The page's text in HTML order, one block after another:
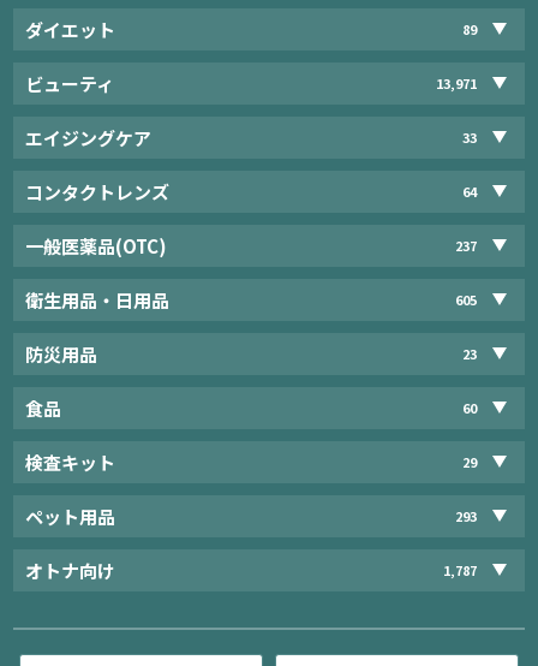
ダイエット 89
ビューティ 13,971
エイジングケア 33
コンタクトレンズ 64
一般医薬品(OTC) 237
衛生用品・日用品 605
防災用品 23
食品 60
検査キット 29
ペット用品 293
オトナ向け 1,787